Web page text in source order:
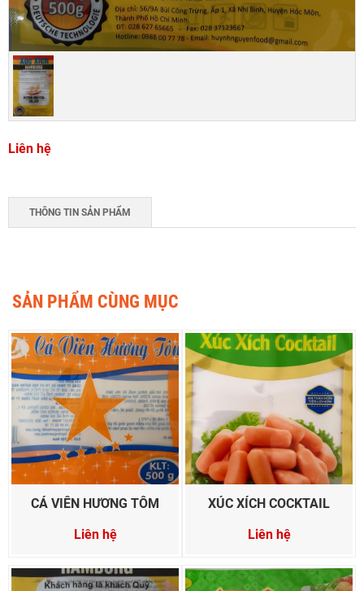
Liên hệ
THÔNG TIN SẢN PHẨM
SẢN PHẨM CÙNG MỤC
CÁ VIÊN HƯƠNG TÔM
Liên hệ
XÚC XÍCH COCKTAIL
Liên hệ